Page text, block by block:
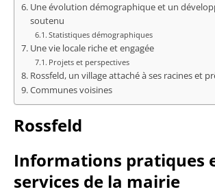
Une évolution démographique et un
soutenu
Statistiques démographiques
Une vie locale riche et engagée
Projets et perspectives
Rossfeld, un village attaché à ses racines et
Communes voisines
Rossfeld
Informations pratiques
services de la mairie